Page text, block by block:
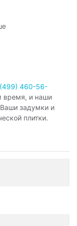
460-56-
время, и наши
Ваши задумки и
плитки.